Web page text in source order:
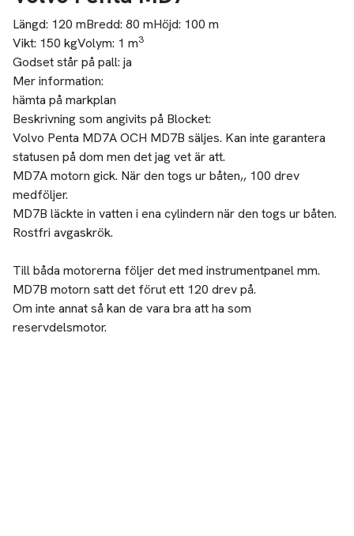
Längd: 120 mBredd: 80 mHöjd: 100 m
Vikt: 150 kgVolym: 1 m3
Godset står på pall: ja
Mer information:
hämta på markplan
Beskrivning som angivits på Blocket:
Volvo Penta MD7A OCH MD7B säljes. Kan inte garantera
statusen på dom men det jag vet är att.
MD7A motorn gick. När den togs ur båten,, 100 drev
medföljer.
MD7B läckte in vatten i ena cylindern när den togs ur båten.
Rostfri avgaskrök.
Till båda motorerna följer det med instrumentpanel mm.
MD7B motorn satt det förut ett 120 drev på.
Om inte annat så kan de vara bra att ha som
reservdelsmotor.